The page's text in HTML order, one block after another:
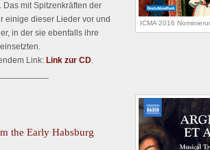
ICMA 2016
mit Spitzenkräften der
einige dieser Lieder vor und
in der sie ebenfalls ihre
Link: Link zur CD.
the Early Habsburg